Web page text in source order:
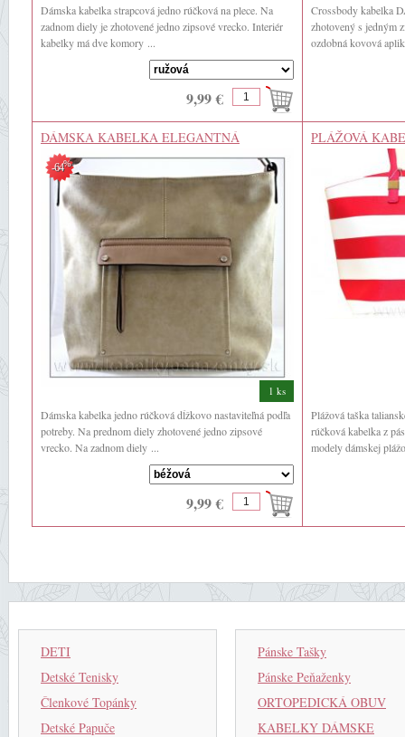
Dámska kabelka strapcová jedno rúčková na plece. Na
zadnom diely je zhotovené jedno zipsové vrecko. Interiér
kabelky má dve komory ...
9,99 €
Crossbody kabelka
zhotovený s jedným
ozdobná kovová
DÁMSKA KABELKA ELEGANTNÁ
-64%
1 ks
Dámska kabelka jedno rúčková dĺžkovo nastaviteľná podľa
potreby. Na prednom diely zhotovené jedno zipsové
vrecko. Na zadnom diely ...
9,99 €
PLÁŽOVÁ
RUŽOVÁ
Plážová taška
rúčková kabelka z
modely dámskej
DETI
Detské Tenisky
Členkové Topánky
Detské Papuče
Pánske Tašky
Pánske Peňaženky
ORTOPEDICKÁ OBUV
KABELKY DÁMSKE